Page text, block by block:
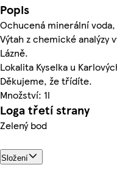
Popis
Ochucená minerální
Výtah z chemické analýzy
Lázně.
Lokalita Kyselka u
Děkujeme, že třídíte.
Množství: 1l
Loga třetí strany
Zelený bod
Složení